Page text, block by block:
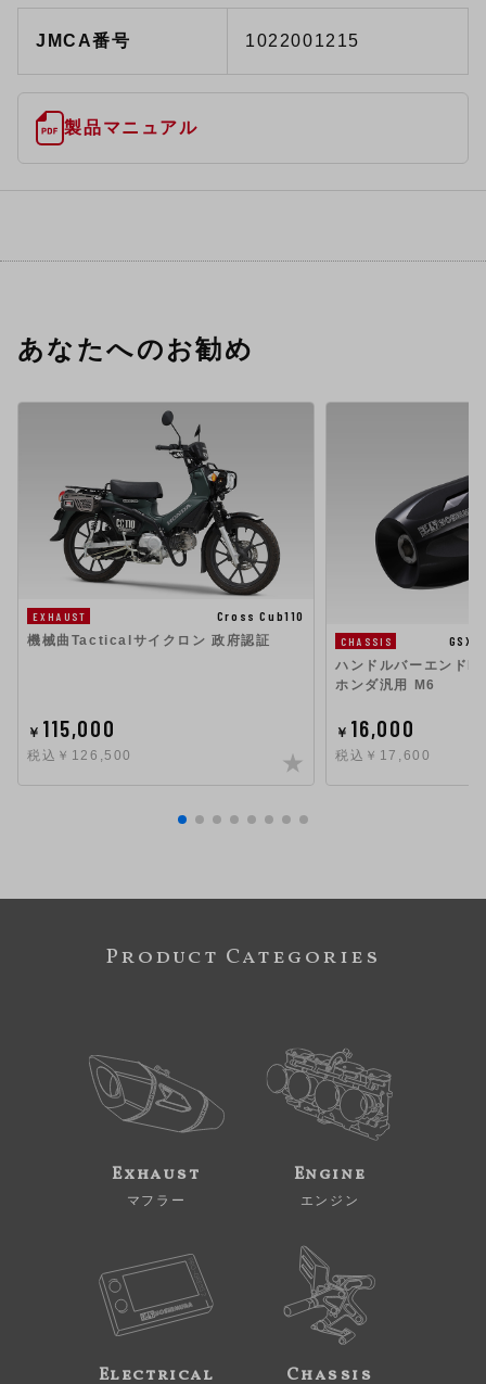
JMCA番号 1022001215
製品マニュアル
あなたへのお勧め
EXHAUST
Cross Cub110
機械曲Tacticalサイクロン 政府認証
￥ 115,000
税込￥126,500
CHASSIS
ハンドルバーエンド
ホンダ汎用 M6
￥ 16,000
税込￥17,600
Product Categories
Exhaust
マフラー
Engine
エンジン
Electrical Chassis